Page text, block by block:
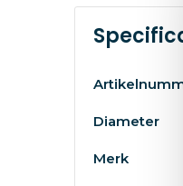
Diameter
Merk